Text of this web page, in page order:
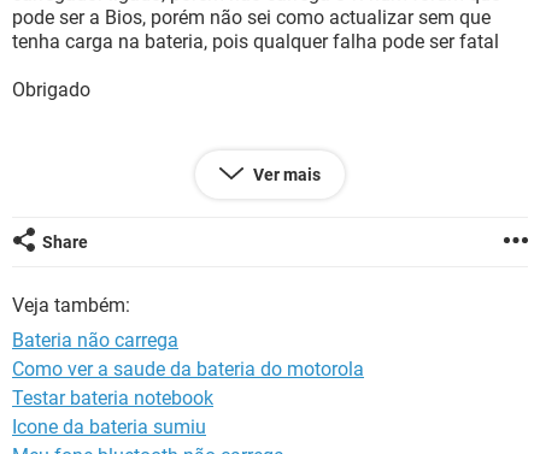
GUIA DE COMPRAS
INSTAGRAM GMAIL
pode ser a Bios, porém não sei como actualizar sem que
tenha carga na bateria, pois qualquer falha pode ser fatal
Obrigado
Ver mais
Share
Veja também:
Bateria não carrega
Como ver a saude da bateria do motorola
Testar bateria notebook
Icone da bateria sumiu